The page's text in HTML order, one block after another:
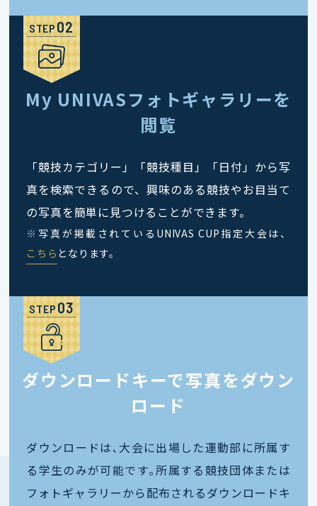
STEP
My UNIVASフォトギャラリーを
閲覧
「競技カテゴリー」「競技種目」「日付」から写
真を検索できるので、興味のある競技やお目当て
の写真を簡単に見つけることができます。
※ 写真が掲載されているUNIVAS CUP指定大会は、
こちら となります。
STEP
ダウンロードキーで写真をダウン
ロード
ダウンロードは､大会に出場した運動部に所属す
る学生のみが可能です｡所属する競技団体または
フォトギャラリーから配布されるダウンロードキ